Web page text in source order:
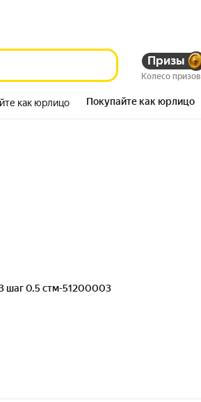
Призы
Колесо призов
как юрлицо Покупайте как юрлицо
шаг 0.5 стм-51200003